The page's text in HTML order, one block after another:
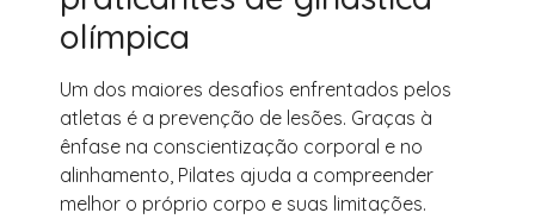
olímpica
Um dos maiores desafios enfrentados pelos
atletas é a prevenção de lesões. Graças à
ênfase na conscientização corporal e no
alinhamento, Pilates ajuda a compreender
melhor o próprio corpo e suas limitações.